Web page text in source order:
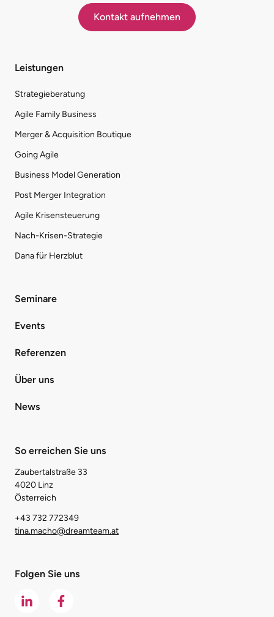
Kontakt aufnehmen
Leistungen
Strategieberatung
Agile Family Business
Merger & Acquisition Boutique
Going Agile
Business Model Generation
Post Merger Integration
Agile Krisensteuerung
Nach-Krisen-Strategie
Dana für Herzblut
Seminare
Events
Referenzen
Über uns
News
So erreichen Sie uns
Zaubertalstraße 33
4020 Linz
Österreich
+43 732 772349
tina.macho@dreamteam.at
Folgen Sie uns